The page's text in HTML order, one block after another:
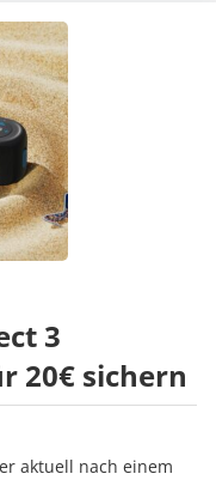
3
20€ sichern
aktuell nach einem